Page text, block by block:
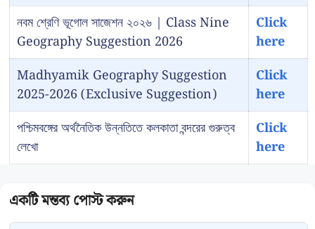
নবম শ্রেণি ভূগোল সাজেশন ২০২৬ | Class Nine
Geography Suggestion 2026
Click
here
Madhyamik Geography Suggestion
2025-2026 (Exclusive Suggestion)
Click
here
পশ্চিমবঙ্গের অর্থনৈতিক উন্নতিতে কলকাতা বন্দরের গুরুত্ব
লেখো
Click
here